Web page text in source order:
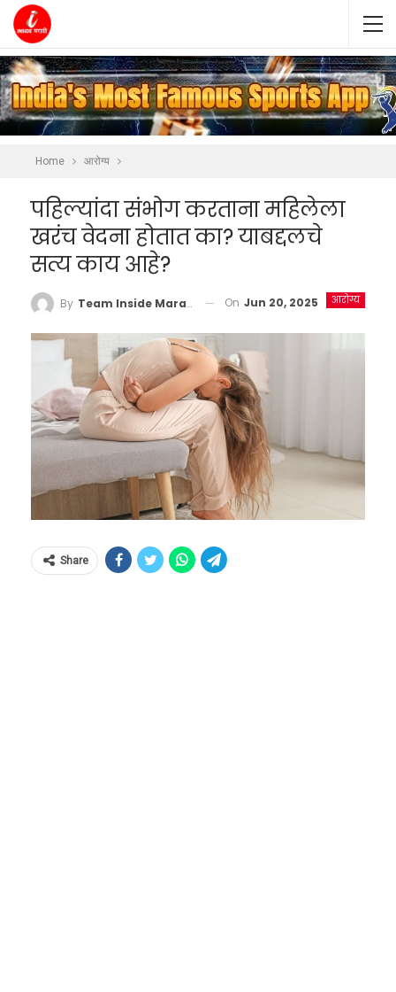
Home आरोग्य
पहिल्यांदा संभोग करताना महिलेला
खरंच वेदना होतात का? याबद्दलचे
सत्य काय आहे?
आरोग्य
By Team Inside Marathi On Jun 20, 2025
Share